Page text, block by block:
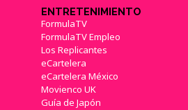
ENTRETENIMIENTO
FormulaTV
FormulaTV Empleo
Los Replicantes
eCartelera
eCartelera México
Movienco UK
Guía de Japón